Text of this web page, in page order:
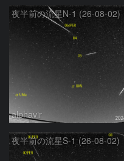
夜半前の流星N-1 (26-08-02)
alphavir
夜半前の流星S-1 (26-08-02)